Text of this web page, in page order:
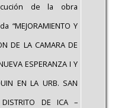
de la obra
“MEJORAMIENTO Y
DE LA CAMARA DE
ESPERANZA I Y
EN LA URB. SAN
DISTRITO DE ICA –